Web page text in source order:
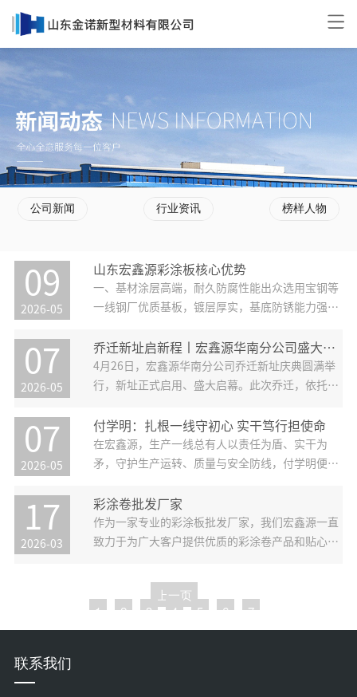
公司新闻 行业资讯 榜样人物
09
2026-05
山东宏鑫源彩涂板核心优势
一、基材涂层高端，耐久防腐性能出众选用宝钢等
一线钢厂优质基板，镀层厚实，基底防锈能力强。
耐酸碱腐蚀，氟碳涂层质保可达 20 年以上，长久
使用不褪色、不粉化、不起皮，适配沿海、化工等
恶劣环境，使用寿命远超普通
07
2026-05
乔迁新址启新程丨宏鑫源华南分公司盛大启幕！
4月26日，宏鑫源华南分公司乔迁新址庆典圆满举
行，新址正式启用、盛大启幕。此次乔迁，依托宏
华南分公司以全新面貌、全新姿态，开启区域服务
升级、深耕大湾区市场的崭新篇章，为企业高质量
发展注入新的活力。立足大湾区
07
2026-05
付学明：扎根一线守初心 实干笃行担使命
在宏鑫源，生产一线总有人以责任为盾、实干为
矛，守护生产运转、质量与安全防线，付学明便是
扎根现场，以担当与坚守成为宏鑫源榜样。全流程
把控，锚定核心目标付学明是广西基地生产全流程
的“掌舵人”，肩负生产计划落地、
17
2026-03
彩涂卷批发厂家
作为一家专业的彩涂板批发厂家，我们宏鑫源一直
致力于为广大客户提供优质的彩涂卷产品和贴心的
进，具备以下的产品优势：‌装饰效果良好‌：彩涂卷
可以经过涂装处理，表面呈现出多种颜色和纹理，
上一页
1
2 3 4 5 6
7
下一页
联系我们